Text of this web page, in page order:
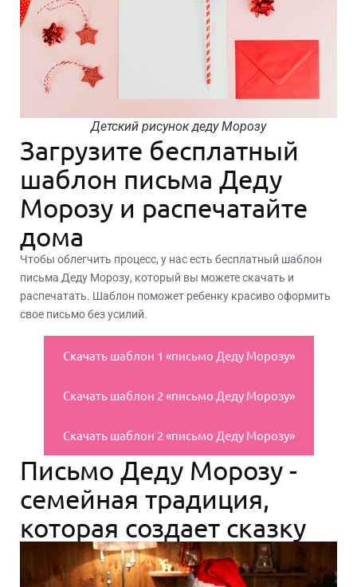
Детский рисунок деду Морозу
Загрузите бесплатный
шаблон письма Деду
Морозу и распечатайте
дома
Чтобы облегчить процесс, у нас есть бесплатный шаблон
письма Деду Морозу, который вы можете скачать и
распечатать. Шаблон поможет ребенку красиво оформить
свое письмо без усилий.
Скачать шаблон 1 «письмо Деду Морозу»
Скачать шаблон 2 «письмо Деду Морозу»
Скачать шаблон 2 «письмо Деду Морозу»
Письмо Деду Морозу -
семейная традиция,
которая создает сказку